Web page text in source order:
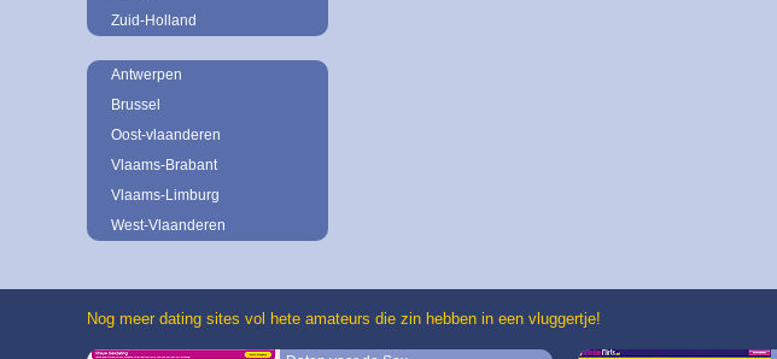
Zuid-Holland
Antwerpen
Brussel
Oost-vlaanderen
Vlaams-Brabant
Vlaams-Limburg
West-Vlaanderen
Nog meer dating sites vol hete amateurs die zin hebben in een vluggertje!